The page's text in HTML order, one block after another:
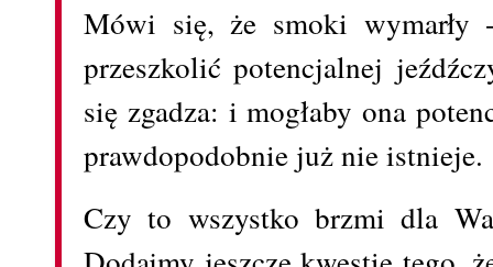
Mówi się, że smoki wymarły
przeszkolić potencjalnej
się zgadza: i mogłaby ona
prawdopodobnie już nie istnieje.
Czy to wszystko brzmi dla